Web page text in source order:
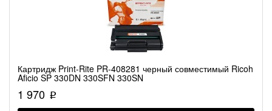
Картридж Print-Rite PR-408281 черный совместимый Ricoh
Aficio SP 330DN 330SFN 330SN
1 970 p